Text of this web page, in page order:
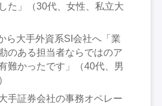
た」（30代、女性、私立大
ら大手外資系SI会社へ「業
のある担当者ならではのア
難かったです」（40代、男
手証券会社の事務オペレー